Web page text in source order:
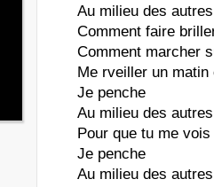
Au milieu des autres
Comment faire
Comment marcher
Me rveiller un matin
Je penche
Au milieu des autres
Pour que tu me vois
Je penche
Au milieu des autres